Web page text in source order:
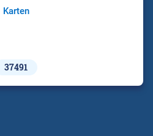
Karten
37491